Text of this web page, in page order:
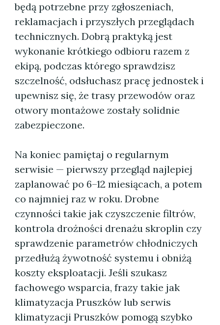
będą potrzebne przy zgłoszeniach,
reklamacjach i przyszłych przeglądach
technicznych. Dobrą praktyką jest
wykonanie krótkiego odbioru razem z
ekipą, podczas którego sprawdzisz
szczelność, odsłuchasz pracę jednostek i
upewnisz się, że trasy przewodów oraz
otwory montażowe zostały solidnie
zabezpieczone.
Na koniec pamiętaj o regularnym
serwisie — pierwszy przegląd najlepiej
zaplanować po 6–12 miesiącach, a potem
co najmniej raz w roku. Drobne
czynności takie jak czyszczenie filtrów,
kontrola drożności drenażu skroplin czy
sprawdzenie parametrów chłodniczych
przedłużą żywotność systemu i obniżą
koszty eksploatacji. Jeśli szukasz
fachowego wsparcia, frazy takie jak
klimatyzacja Pruszków lub serwis
klimatyzacji Pruszków pomogą szybko